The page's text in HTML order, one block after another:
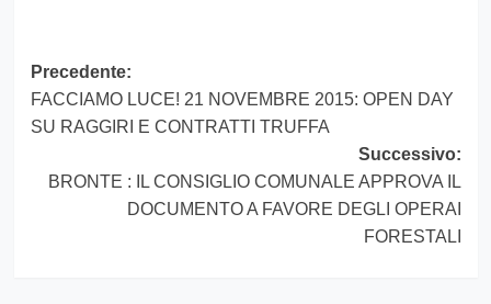
Navigazione
articolo
Precedente:
FACCIAMO LUCE! 21 NOVEMBRE 2015: OPEN DAY
SU RAGGIRI E CONTRATTI TRUFFA
Successivo:
BRONTE : IL CONSIGLIO COMUNALE APPROVA IL
DOCUMENTO A FAVORE DEGLI OPERAI
FORESTALI